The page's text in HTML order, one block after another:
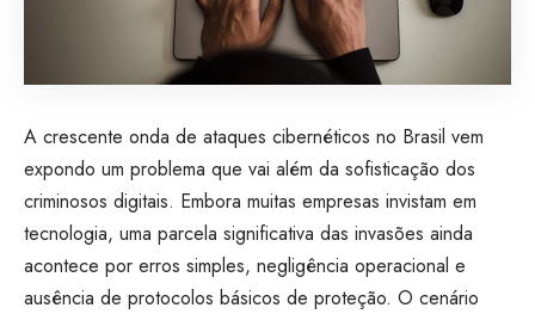
A crescente onda de ataques cibernéticos no Brasil vem
expondo um problema que vai além da sofisticação dos
criminosos digitais. Embora muitas empresas invistam em
tecnologia, uma parcela significativa das invasões ainda
acontece por erros simples, negligência operacional e
ausência de protocolos básicos de proteção. O cenário